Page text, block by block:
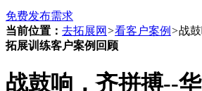
免费发布需求
当前位置： 去拓展网 >看客户案例 >战
拓展训练客户案例回顾
战鼓响，齐拼搏--